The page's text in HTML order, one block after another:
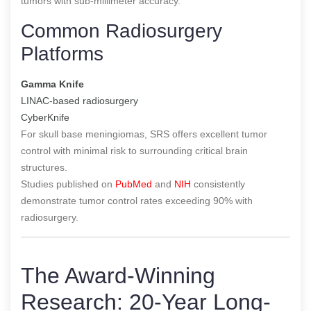
Common Radiosurgery
Platforms
Gamma Knife
LINAC-based radiosurgery
CyberKnife
For skull base meningiomas, SRS offers excellent tumor
control with minimal risk to surrounding critical brain
structures.
Studies published on PubMed and NIH consistently
demonstrate tumor control rates exceeding 90% with
radiosurgery.
The Award-Winning
Research: 20-Year Long-